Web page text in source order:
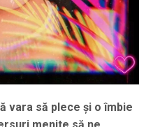
vara să plece și o îmbie